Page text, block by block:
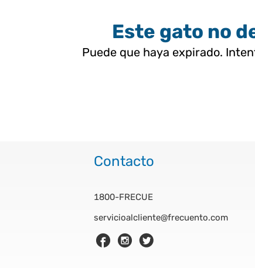
Este gato no
Puede que haya expirado.
Contacto
1800-FRECUE
servicioalcliente@frecuento.com